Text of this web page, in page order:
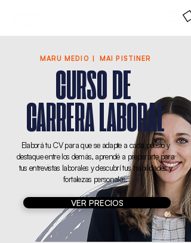
MARU MEDIO | MAI PISTINER
CURSO DE
CARRERA LABORAL
Elaborá tu CV para que se adapte a cada puesto y
destaque entre los demás, aprendé a prepararte para
tus entrevistas laborales y descubrí tus habilidades y
fortalezas personales.
VER PRECIOS